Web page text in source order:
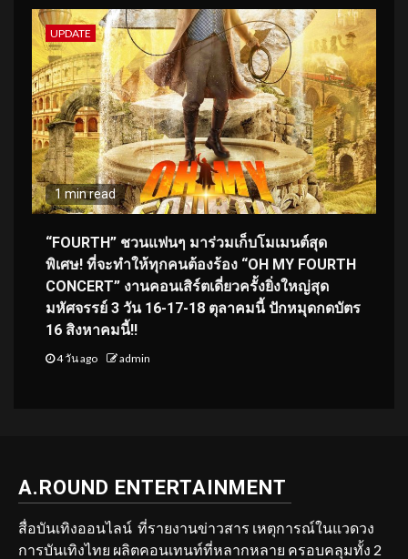
UPDATE
1 min read
“FOURTH” ชวนแฟนๆ มาร่วมเก็บโมเมนต์สุด
พิเศษ! ที่จะทำให้ทุกคนต้องร้อง “OH MY FOURTH
CONCERT” งานคอนเสิร์ตเดี่ยวครั้งยิ่งใหญ่สุด
มหัศจรรย์ 3 วัน 16-17-18 ตุลาคมนี้ ปักหมุดกดบัตร
16 สิงหาคมนี้!!
4 วัน ago admin
A.ROUND ENTERTAINMENT
สื่อบันเทิงออนไลน์ ที่รายงานข่าวสาร เหตุการณ์ในแวดวง
การบันเทิงไทย ผลิตคอนเทนท์ที่หลากหลาย ครอบคลุมทั้ง 2